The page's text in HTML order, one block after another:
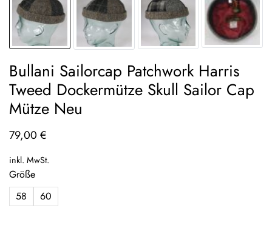
Bullani Sailorcap Patchwork Harris
Tweed Dockermütze Skull Sailor Cap
Mütze Neu
79,00 €
inkl. MwSt.
Größe
58
60